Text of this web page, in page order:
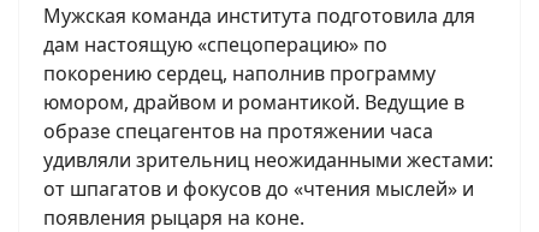
Мужская команда института подготовила для
дам настоящую «спецоперацию» по
покорению сердец, наполнив программу
юмором, драйвом и романтикой. Ведущие в
образе спецагентов на протяжении часа
удивляли зрительниц неожиданными жестами:
от шпагатов и фокусов до «чтения мыслей» и
появления рыцаря на коне.